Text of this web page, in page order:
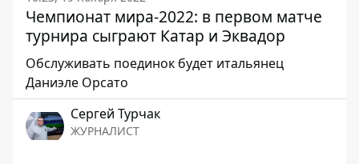
Чемпионат мира-2022: в первом матче
турнира сыграют Катар и Эквадор
Обслуживать поединок будет итальянец
Даниэле Орсато
Сергей Турчак
ЖУРНАЛИСТ